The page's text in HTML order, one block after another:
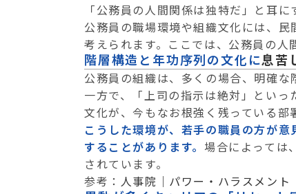
「公務員の人間関係は独特だ」と耳
公務員の職場環境や組織文化には、
考えられます。ここでは、公務員の人
階層構造と年功序列の文化に息苦
公務員の組織は、多くの場合、明確
一方で、「上司の指示は絶対」とい
文化が、今もなお根強く残っている部
こうした環境が、若手の職員の方が
することがあります。場合によっては
されています。
参考： 人事院｜パワー・ハラスメント